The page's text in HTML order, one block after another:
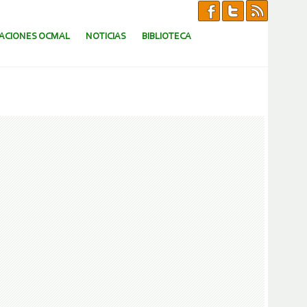
OCMAL NOTICIAS BIBLIOTECA